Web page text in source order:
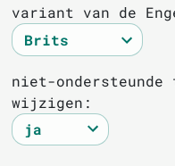
variant van de
niet-ondersteunde
wijzigen: